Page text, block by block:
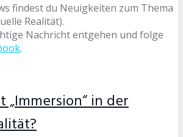
findest du Neuigkeiten zum Thema
Realität).
Nachricht entgehen und folge
.
„Immersion“ in der